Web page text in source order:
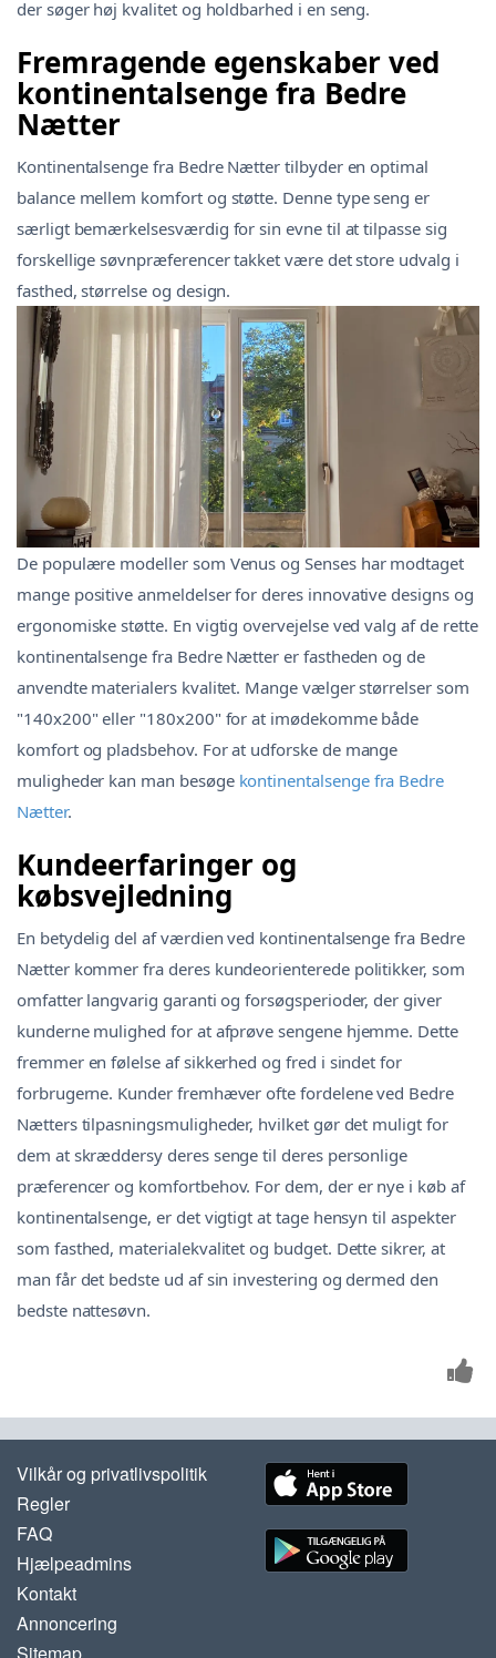
der søger høj kvalitet og holdbarhed i en seng.
Fremragende egenskaber ved
kontinentalsenge fra Bedre
Nætter
Kontinentalsenge fra Bedre Nætter tilbyder en optimal
balance mellem komfort og støtte. Denne type seng er
særligt bemærkelsesværdig for sin evne til at tilpasse sig
forskellige søvnpræferencer takket være det store udvalg i
fasthed, størrelse og design.
De populære modeller som Venus og Senses har modtaget
mange positive anmeldelser for deres innovative designs og
ergonomiske støtte. En vigtig overvejelse ved valg af de rette
kontinentalsenge fra Bedre Nætter er fastheden og de
anvendte materialers kvalitet. Mange vælger størrelser som
"140x200" eller "180x200" for at imødekomme både
komfort og pladsbehov. For at udforske de mange
muligheder kan man besøge kontinentalsenge fra Bedre
Nætter.
Kundeerfaringer og
købsvejledning
En betydelig del af værdien ved kontinentalsenge fra Bedre
Nætter kommer fra deres kundeorienterede politikker, som
omfatter langvarig garanti og forsøgsperioder, der giver
kunderne mulighed for at afprøve sengene hjemme. Dette
fremmer en følelse af sikkerhed og fred i sindet for
forbrugerne. Kunder fremhæver ofte fordelene ved Bedre
Nætters tilpasningsmuligheder, hvilket gør det muligt for
dem at skræddersy deres senge til deres personlige
præferencer og komfortbehov. For dem, der er nye i køb af
kontinentalsenge, er det vigtigt at tage hensyn til aspekter
som fasthed, materialekvalitet og budget. Dette sikrer, at
man får det bedste ud af sin investering og dermed den
bedste nattesøvn.
Vilkår og privatlivspolitik
Regler
FAQ
Hjælpeadmins
Kontakt
Annoncering